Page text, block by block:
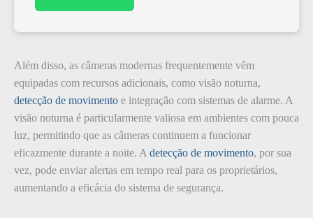
Além disso, as câmeras modernas frequentemente vêm
equipadas com recursos adicionais, como visão noturna,
detecção de movimento e integração com sistemas de alarme. A
visão noturna é particularmente valiosa em ambientes com pouca
luz, permitindo que as câmeras continuem a funcionar
eficazmente durante a noite. A detecção de movimento, por sua
vez, pode enviar alertas em tempo real para os proprietários,
aumentando a eficácia do sistema de segurança.